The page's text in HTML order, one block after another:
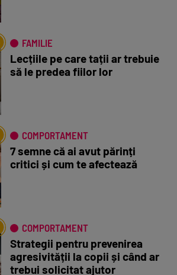
FAMILIE
Lecțiile pe care tații ar trebuie
să le predea fiilor lor
COMPORTAMENT
7 semne că ai avut părinți
critici și cum te afectează
COMPORTAMENT
Strategii pentru prevenirea
agresivității la copii și când ar
trebui solicitat ajutor